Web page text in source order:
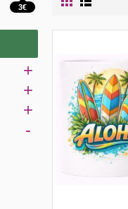
3€
+
+
+
-